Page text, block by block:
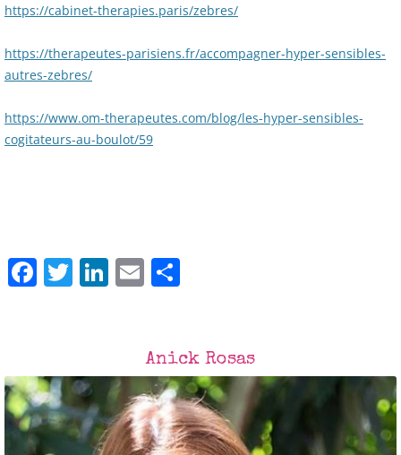
https://cabinet-therapies.paris/zebres/
https://therapeutes-parisiens.fr/accompagner-hyper-sensibles-
autres-zebres/
https://www.om-therapeutes.com/blog/les-hyper-sensibles-
cogitateurs-au-boulot/59
F
b
o
o
T Li
dI
n
E
l g
er
Anick Rosas